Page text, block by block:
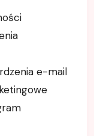
e-mail